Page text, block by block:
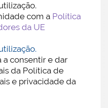
com a Política
da UE
a consentir e dar
da Política de
e privacidade da